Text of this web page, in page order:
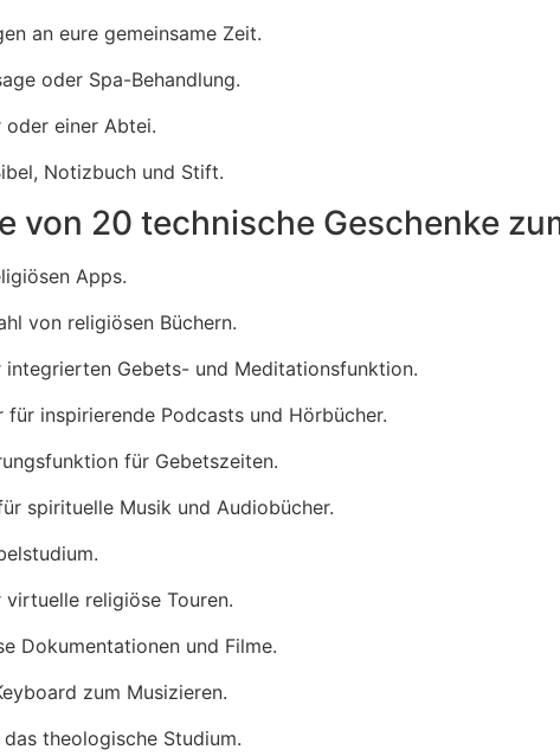
an eure gemeinsame Zeit.
oder Spa-Behandlung.
oder einer Abtei.
Notizbuch und Stift.
von 20 technische Geschenke
Apps.
von religiösen Büchern.
integrierten Gebets- und Meditationsfunktion.
für inspirierende Podcasts und Hörbücher.
für Gebetszeiten.
spirituelle Musik und Audiobücher.
religiöse Touren.
Dokumentationen und Filme.
zum Musizieren.
theologische Studium.